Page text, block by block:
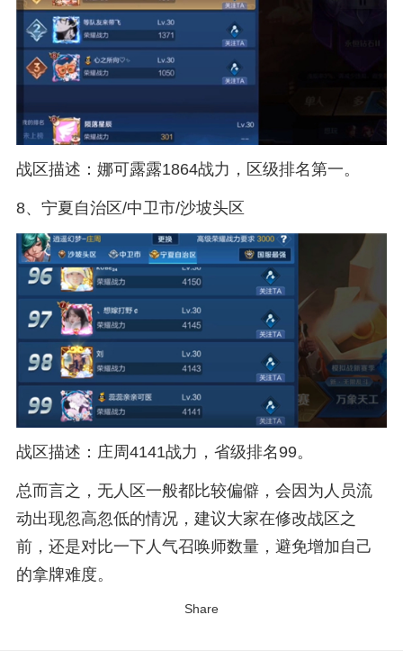
战区描述：娜可露露1864战力，区级排名第一。
8、宁夏自治区/中卫市/沙坡头区
战区描述：庄周4141战力，省级排名99。
总而言之，无人区一般都比较偏僻，会因为人员流
动出现忽高忽低的情况，建议大家在修改战区之
前，还是对比一下人气召唤师数量，避免增加自己
的拿牌难度。
Share